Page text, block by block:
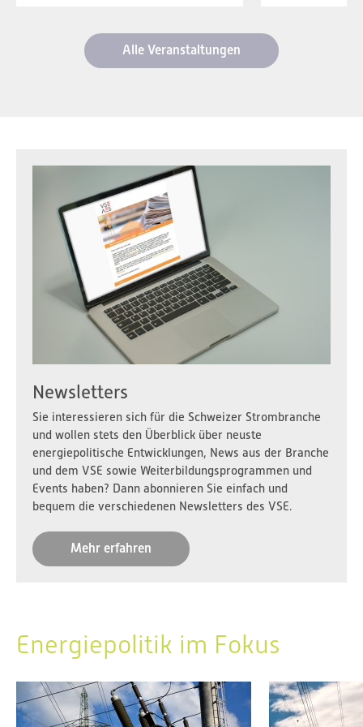
Alle Veranstaltungen
Newsletters
Sie interessieren sich für die Schweizer Strombranche
und wollen stets den Überblick über neuste
energiepolitische Entwicklungen, News aus der Branche
und dem VSE sowie Weiterbildungsprogrammen und
Events haben? Dann abonnieren Sie einfach und
bequem die verschiedenen Newsletters des VSE.
Mehr erfahren
Energiepolitik im Fokus